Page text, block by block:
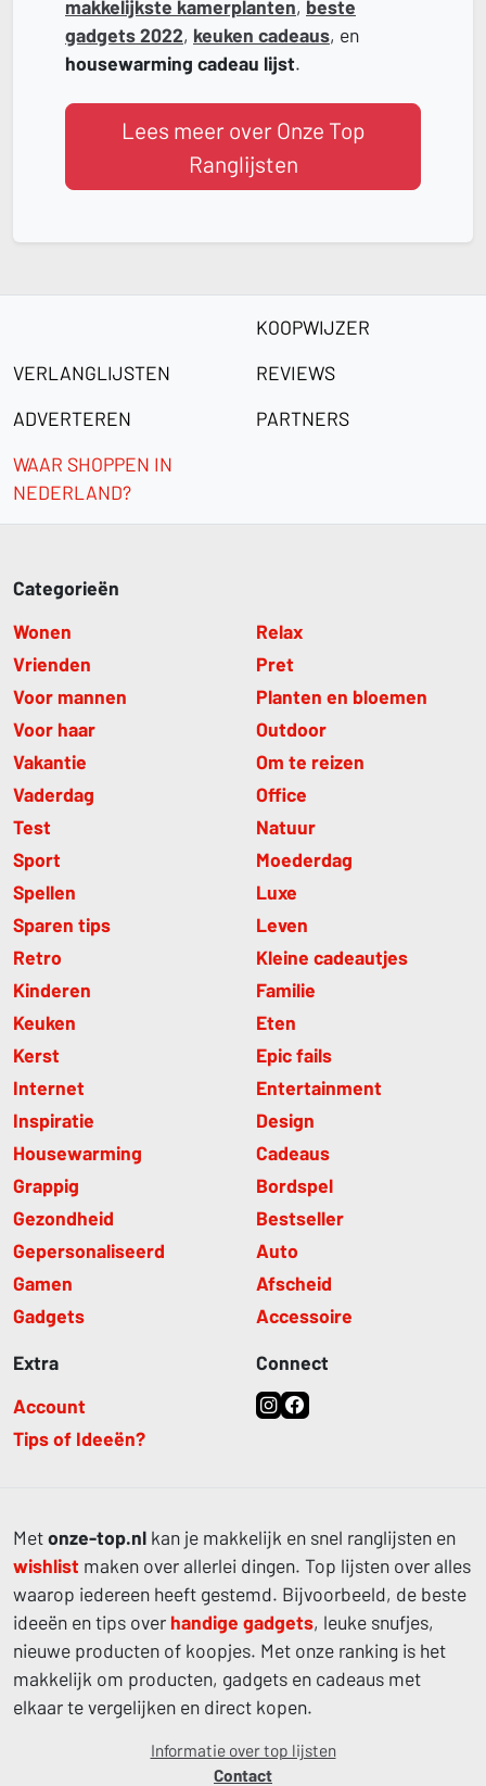
makkelijkste kamerplanten, beste
gadgets 2022, keuken cadeaus, en
housewarming cadeau lijst.
Lees meer over Onze Top
Ranglijsten
KOOPWIJZER
VERLANGLIJSTEN
REVIEWS
ADVERTEREN
PARTNERS
WAAR SHOPPEN IN
NEDERLAND?
Categorieën
Wonen
Vrienden
Voor mannen
Voor haar
Vakantie
Vaderdag
Test
Sport
Spellen
Sparen tips
Retro
Relax
Pret
Planten en bloemen
Outdoor
Om te reizen
Office
Natuur
Moederdag
Luxe
Leven
Kleine cadeautjes
Kinderen
Keuken
Kerst
Internet
Inspiratie
Housewarming
Grappig
Gezondheid
Gepersonaliseerd
Gamen
Gadgets
Familie
Eten
Epic fails
Entertainment
Design
Cadeaus
Bordspel
Bestseller
Auto
Afscheid
Accessoire
Extra
Account
Tips of Ideeën?
Connect
Metonze-top.nl kan je makkelijk en snel ranglijsten en
wishlist maken over allerlei dingen. Top lijsten over alles
waarop iedereen heeft gestemd. Bijvoorbeeld, de beste
ideeën en tips over handige gadgets, leuke snufjes,
nieuwe producten of koopjes. Met onze ranking is het
makkelijk om producten, gadgets en cadeaus met
elkaar te vergelijken en direct kopen.
Informatie over top lijsten
Contact